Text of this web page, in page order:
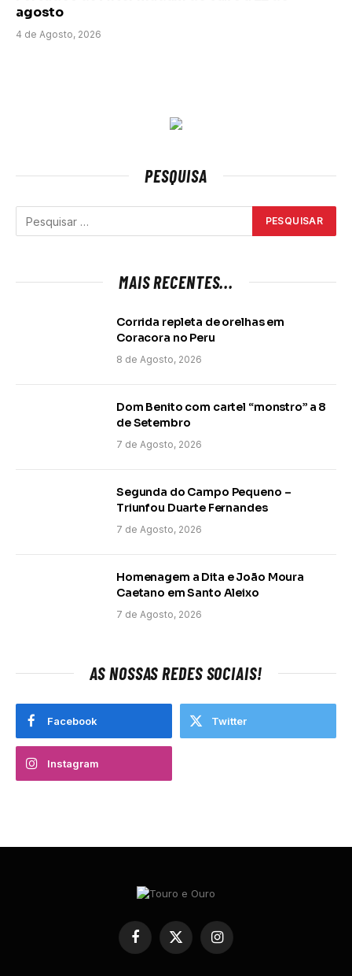
agosto
4 de Agosto, 2026
PESQUISA
MAIS RECENTES...
Corrida repleta de orelhas em
Coracora no Peru
8 de Agosto, 2026
Dom Benito com cartel “monstro” a 8
de Setembro
7 de Agosto, 2026
Segunda do Campo Pequeno –
Triunfou Duarte Fernandes
7 de Agosto, 2026
Homenagem a Dita e João Moura
Caetano em Santo Aleixo
7 de Agosto, 2026
AS NOSSAS REDES SOCIAIS!
Facebook Twitter
Instagram
Facebook
X
Instagram